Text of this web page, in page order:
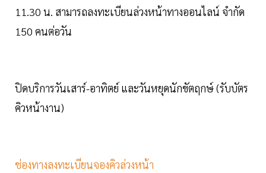
11.30 น. สามารถลงทะเบียนล่วงหน้าทางออนไลน์ จำกัด
150 คนต่อวัน
ปิดบริการวันเสาร์-อาทิตย์ และวันหยุดนักขัตฤกษ์ (รับบัตร
คิวหน้างาน)
ช่องทางลงทะเบียนจองคิวล่วงหน้า